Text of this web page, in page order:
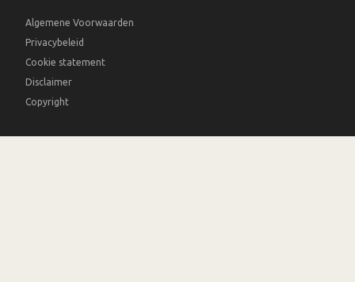
Algemene Voorwaarden
Privacybeleid
Cookie statement
Disclaimer
Copyright